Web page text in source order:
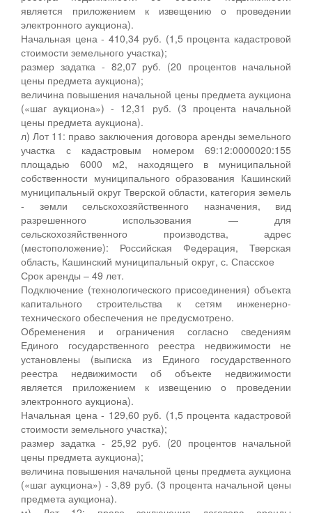
является приложением к извещению о проведении
электронного аукциона).
Начальная цена - 410,34 руб. (1,5 процента кадастровой
стоимости земельного участка);
размер задатка - 82,07 руб. (20 процентов начальной
цены предмета аукциона);
величина повышения начальной цены предмета аукциона
(«шаг аукциона») - 12,31 руб. (3 процента начальной
цены предмета аукциона).
л) Лот 11: право заключения договора аренды земельного
участка с кадастровым номером 69:12:0000020:155
площадью 6000 м2, находящего в муниципальной
собственности муниципального образования Кашинский
муниципальный округ Тверской области, категория земель
- земли сельскохозяйственного назначения, вид
разрешенного использования — для
сельскохозяйственного производства, адрес
(местоположение): Российская Федерация, Тверская
область, Кашинский муниципальный округ, с. Спасское
Срок аренды – 49 лет.
Подключение (технологического присоединения) объекта
капитального строительства к сетям инженерно-
технического обеспечения не предусмотрено.
Обременения и ограничения согласно сведениям
Единого государственного реестра недвижимости не
установлены (выписка из Единого государственного
реестра недвижимости об объекте недвижимости
является приложением к извещению о проведении
электронного аукциона).
Начальная цена - 129,60 руб. (1,5 процента кадастровой
стоимости земельного участка);
размер задатка - 25,92 руб. (20 процентов начальной
цены предмета аукциона);
величина повышения начальной цены предмета аукциона
(«шаг аукциона») - 3,89 руб. (3 процента начальной цены
предмета аукциона).